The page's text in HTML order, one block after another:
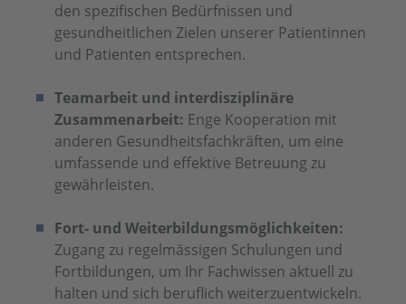
den spezifischen Bedürfnissen und
gesundheitlichen Zielen unserer Patientinnen
und Patienten entsprechen.
Teamarbeit und interdisziplinäre
Zusammenarbeit: Enge Kooperation mit
anderen Gesundheitsfachkräften, um eine
umfassende und effektive Betreuung zu
gewährleisten.
Fort- und Weiterbildungsmöglichkeiten:
Zugang zu regelmässigen Schulungen und
Fortbildungen, um Ihr Fachwissen aktuell zu
halten und sich beruflich weiterzuentwickeln.